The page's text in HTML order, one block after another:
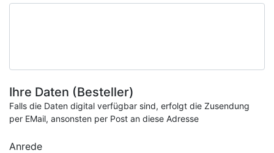
Ihre Daten (Besteller)
Falls die Daten digital verfügbar sind, erfolgt die Zusendung
per EMail, ansonsten per Post an diese Adresse
Anrede